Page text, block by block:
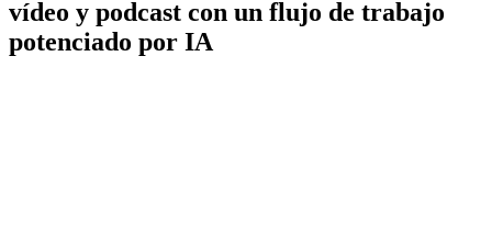
vídeo y podcast con un flujo de trabajo
potenciado por IA